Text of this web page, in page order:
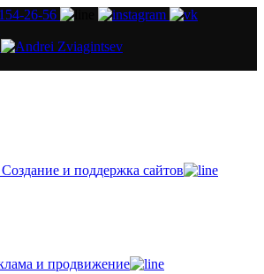
26-56
Создание и поддержка сайтов
и продвижение